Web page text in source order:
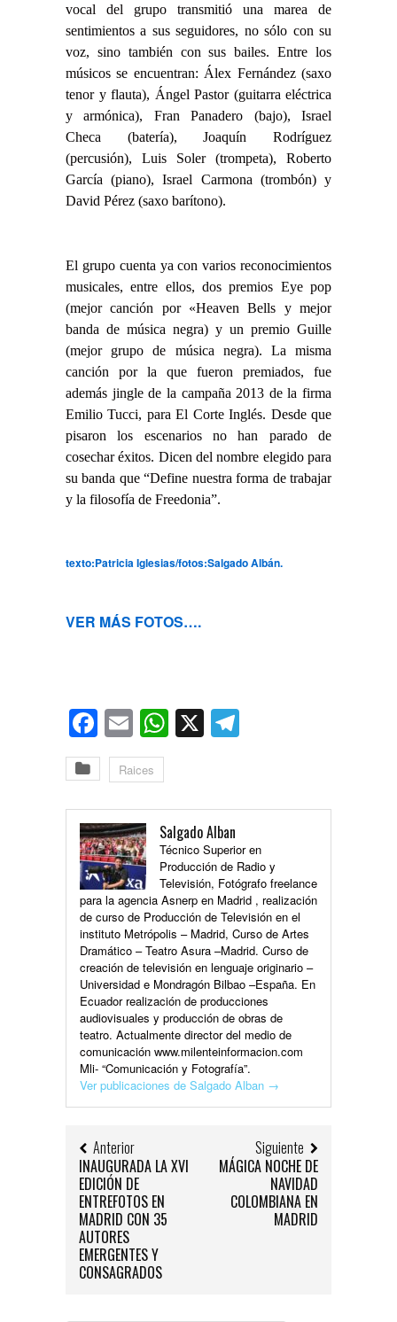
vocal del grupo transmitió una marea de
sentimientos a sus seguidores, no sólo con su
voz, sino también con sus bailes. Entre los
músicos se encuentran: Álex Fernández (saxo
tenor y flauta), Ángel Pastor (guitarra eléctrica
y armónica), Fran Panadero (bajo), Israel
Checa (batería), Joaquín Rodríguez
(percusión), Luis Soler (trompeta), Roberto
García (piano), Israel Carmona (trombón) y
David Pérez (saxo barítono).
El grupo cuenta ya con varios reconocimientos
musicales, entre ellos, dos premios Eye pop
(mejor canción por «Heaven Bells y mejor
banda de música negra) y un premio Guille
(mejor grupo de música negra). La misma
canción por la que fueron premiados, fue
además jingle de la campaña 2013 de la firma
Emilio Tucci, para El Corte Inglés. Desde que
pisaron los escenarios no han parado de
cosechar éxitos. Dicen del nombre elegido para
su banda que “Define nuestra forma de trabajar
y la filosofía de Freedonia”.
texto:Patricia Iglesias/fotos:Salgado Albán.
VER MÁS FOTOS….
Facebook
EmailWhatsApp
X
Raices
Salgado Alban
Técnico Superior en
Producción de Radio y
Televisión, Fotógrafo freelance
para la agencia Asnerp en Madrid , realización
de curso de Producción de Televisión en el
instituto Metrópolis – Madrid, Curso de Artes
Dramático – Teatro Asura –Madrid. Curso de
creación de televisión en lenguaje originario –
Universidad e Mondragón Bilbao –España. En
Ecuador realización de producciones
audiovisuales y producción de obras de
teatro. Actualmente director del medio de
comunicación www.milenteinformacion.com
Mli- “Comunicación y Fotografía”.
Ver publicaciones de Salgado Alban →
Anterior
INAUGURADA LA XVI
EDICIÓN DE
ENTREFOTOS EN
MADRID CON 35
AUTORES
EMERGENTES Y
CONSAGRADOS
Siguiente
MÁGICA NOCHE DE
NAVIDAD
COLOMBIANA EN
MADRID